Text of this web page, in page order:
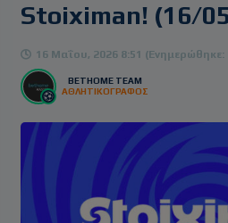
Stoiximan! (16/
16 Μαΐου, 2026 8:51 (Ενημερώθηκε:
BETHOME TEAM
ΑΘΛΗΤΙΚΟΓΡΑΦΟΣ